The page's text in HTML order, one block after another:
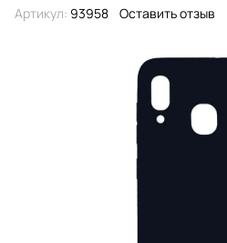
Артикул: 93958 Оставить отзыв